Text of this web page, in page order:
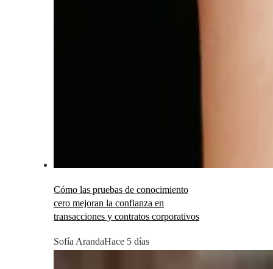
Cómo las pruebas de conocimiento
cero mejoran la confianza en
transacciones y contratos corporativos
Sofía ArandaHace 5 días